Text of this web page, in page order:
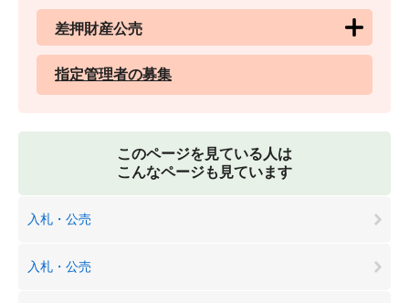
差押財産公売
指定管理者の募集
このページを見ている人は
こんなページも見ています
入札・公売
入札・公売